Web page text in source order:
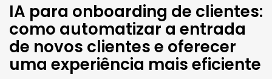
IA para onboarding de clientes:
como automatizar a entrada
de novos clientes e oferecer
uma experiência mais eficiente